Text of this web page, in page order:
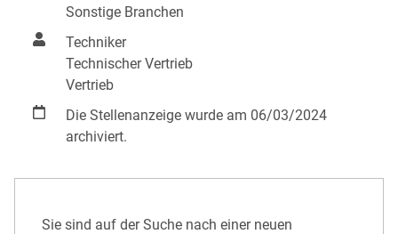
Sonstige Branchen
Techniker
Technischer Vertrieb
Vertrieb
Die Stellenanzeige wurde am 06/03/2024
archiviert.
Sie sind auf der Suche nach einer neuen